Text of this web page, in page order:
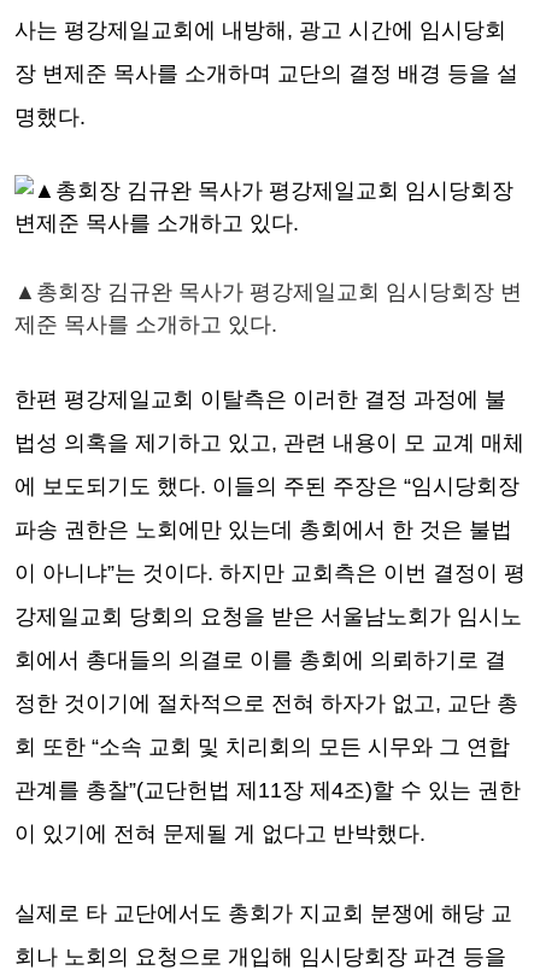
사는 평강제일교회에 내방해, 광고 시간에 임시당회
장 변제준 목사를 소개하며 교단의 결정 배경 등을 설
명했다.
▲총회장 김규완 목사가 평강제일교회 임시당회장 변
제준 목사를 소개하고 있다.
한편 평강제일교회 이탈측은 이러한 결정 과정에 불
법성 의혹을 제기하고 있고, 관련 내용이 모 교계 매체
에 보도되기도 했다. 이들의 주된 주장은 “임시당회장
파송 권한은 노회에만 있는데 총회에서 한 것은 불법
이 아니냐”는 것이다. 하지만 교회측은 이번 결정이 평
강제일교회 당회의 요청을 받은 서울남노회가 임시노
회에서 총대들의 의결로 이를 총회에 의뢰하기로 결
정한 것이기에 절차적으로 전혀 하자가 없고, 교단 총
회 또한 “소속 교회 및 치리회의 모든 시무와 그 연합
관계를 총찰”(교단헌법 제11장 제4조)할 수 있는 권한
이 있기에 전혀 문제될 게 없다고 반박했다.
실제로 타 교단에서도 총회가 지교회 분쟁에 해당 교
회나 노회의 요청으로 개입해 임시당회장 파견 등을